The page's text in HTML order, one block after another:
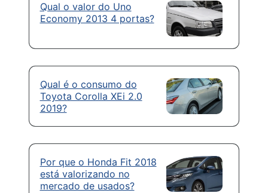
Qual o valor do Uno
Economy 2013 4 portas?
Qual é o consumo do
Toyota Corolla XEi 2.0
2019?
Por que o Honda Fit 2018
está valorizando no
mercado de usados?